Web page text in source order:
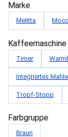
Marke
Melitta
Timer
Integriertes
Tropf-Stopp
Farbgruppe
Braun